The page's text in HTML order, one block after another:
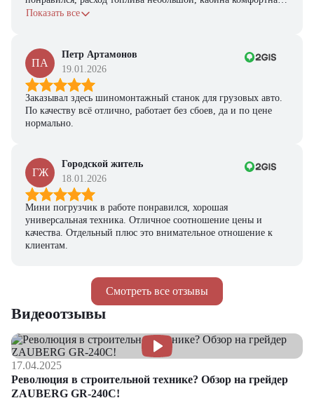
Смотреть все отзывы
с задачами справляется.
Показать все
ПА
Петр Артамонов
19.01.2026
Заказывал здесь шиномонтажный станок для грузовых авто.
По качеству всё отлично, работает без сбоев, да и по цене
нормально.
ГЖ
Городской житель
18.01.2026
Мини погрузчик в работе понравился, хорошая
универсальная техника. Отличное соотношение цены и
качества. Отдельный плюс это внимательное отношение к
клиентам.
Видеоотзывы
17.04.2025
Революция в строительной технике? Обзор на грейдер
ZAUBERG GR-240C!